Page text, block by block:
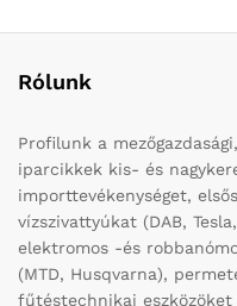
Rólunk
Profilunk a
iparcikkek kis- és
importtevékenységet,
vízszivattyúkat (DAB,
elektromos -és
(MTD, Husqvarna),
fűtéstechnikai eszközöket